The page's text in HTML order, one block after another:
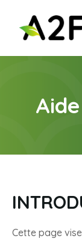
contenu
Cette page